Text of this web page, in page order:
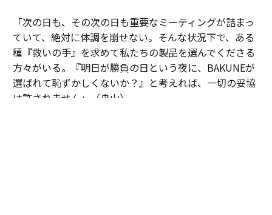
「次の日も、その次の日も重要なミーティングが詰まっ
ていて、絶対に体調を崩せない。そんな状況下で、ある
種『救いの手』を求めて私たちの製品を選んでくださる
方々がいる。『明日が勝負の日という夜に、BAKUNEが
選ばれて恥ずかしくないか？』と考えれば、一切の妥協
は許されません」（舟山）